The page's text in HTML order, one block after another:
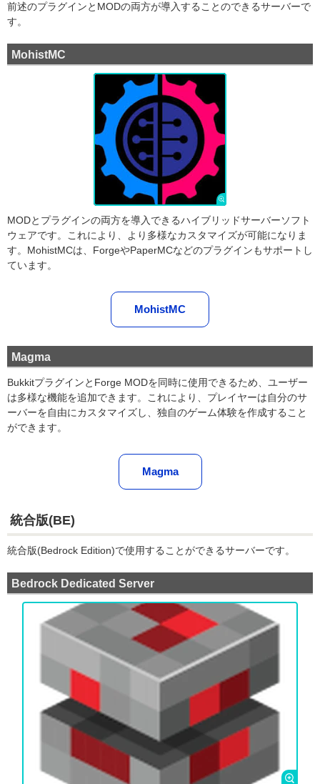
前述のプラグインとMODの両方が導入することのできるサーバーで
す。
MohistMC
MODとプラグインの両方を導入できるハイブリッドサーバーソフト
ウェアです。これにより、より多様なカスタマイズが可能になりま
す。MohistMCは、ForgeやPaperMCなどのプラグインもサポートし
ています。
MohistMC
Magma
BukkitプラグインとForge MODを同時に使用できるため、ユーザー
は多様な機能を追加できます。これにより、プレイヤーは自分のサ
ーバーを自由にカスタマイズし、独自のゲーム体験を作成すること
ができます。
Magma
統合版(BE)
統合版(Bedrock Edition)で使用することができるサーバーです。
Bedrock Dedicated Server